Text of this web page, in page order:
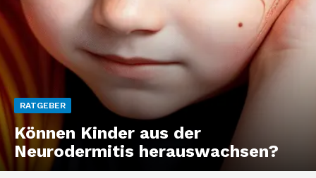
RATGEBER
Können Kinder aus der
Neurodermitis herauswachsen?